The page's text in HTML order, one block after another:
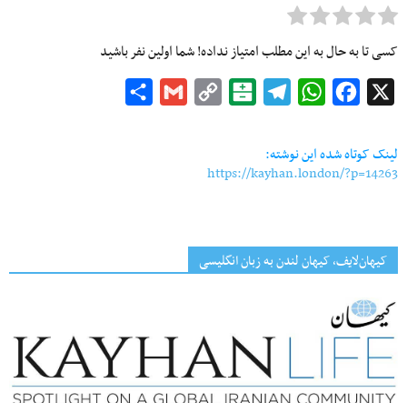
کسی تا به حال به این مطلب امتیاز نداده! شما اولین نفر باشید
Facebook
WhatsApp
Telegram
Balatarin
Copy
Gmail
لینک کوتاه شده این نوشته:
https://kayhan.london/?p=14263
کیهان‌لایف، کیهان لندن به زبان انگلیسی